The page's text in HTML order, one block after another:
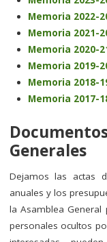
Memoria 2022-
Memoria 2021-
Memoria 2020-
Memoria 2019-
Memoria 2018-
Memoria 2017-
Generales
Dejamos las actas
anuales y los
la Asamblea
personales ocultos